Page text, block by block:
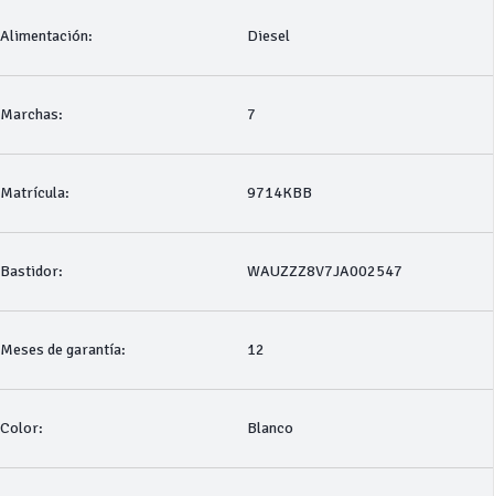
Alimentación: Diesel
Marchas: 7
Matrícula: 9714KBB
Bastidor: WAUZZZ8V7JA002547
Meses de garantía: 12
Color: Blanco